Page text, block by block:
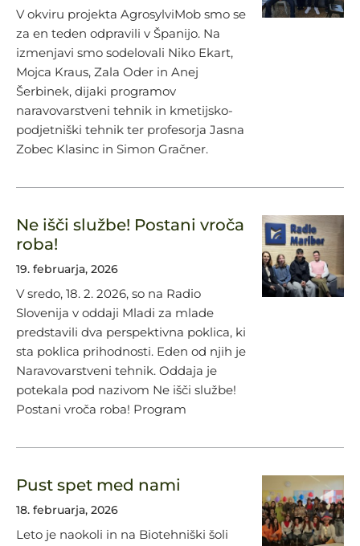
V okviru projekta AgrosylviMob smo se
za en teden odpravili v Španijo. Na
izmenjavi smo sodelovali Niko Ekart,
Mojca Kraus, Zala Oder in Anej
Šerbinek, dijaki programov
naravovarstveni tehnik in kmetijsko-
podjetniški tehnik ter profesorja Jasna
Zobec Klasinc in Simon Gračner.
Ne išči službe! Postani vroča
roba!
19. februarja, 2026
V sredo, 18. 2. 2026, so na Radio
Slovenija v oddaji Mladi za mlade
predstavili dva perspektivna poklica, ki
sta poklica prihodnosti. Eden od njih je
Naravovarstveni tehnik. Oddaja je
potekala pod nazivom Ne išči službe!
Postani vroča roba! Program
Pust spet med nami
18. februarja, 2026
Leto je naokoli in na Biotehniški šoli